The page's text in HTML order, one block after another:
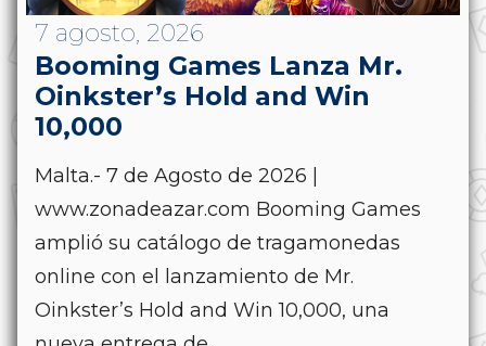
7 agosto, 2026
Booming Games Lanza Mr.
Oinkster’s Hold and Win
10,000
Malta.- 7 de Agosto de 2026 |
www.zonadeazar.com Booming Games
amplió su catálogo de tragamonedas
online con el lanzamiento de Mr.
Oinkster’s Hold and Win 10,000, una